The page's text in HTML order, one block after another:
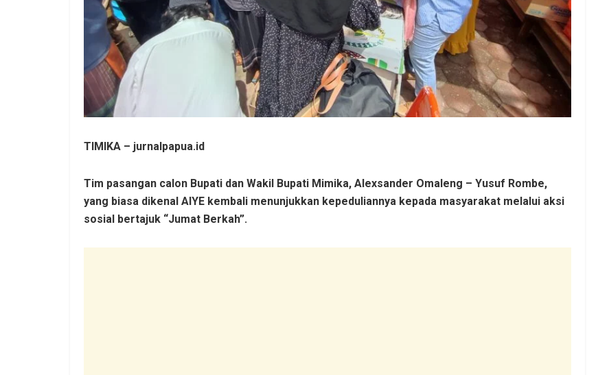
TIMIKA – jurnalpapua.id
Tim pasangan calon Bupati dan Wakil Bupati Mimika, Alexsander Omaleng – Yusuf Rombe,
yang biasa dikenal AIYE kembali menunjukkan kepeduliannya kepada masyarakat melalui aksi
sosial bertajuk “Jumat Berkah”.